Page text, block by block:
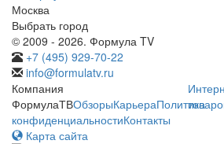
Москва
Выбрать город
© 2009 - 2026. Формула TV
+7 (495) 929-70-22
info@formulatv.ru
Компания
ФормулаТВОбзорыКарьераПолитика
конфиденциальностиКонтакты
Карта сайта